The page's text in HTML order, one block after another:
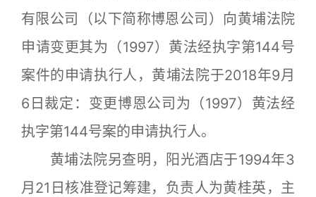
有限公司（以下简称博恩公司）向黄埔法院
申请变更其为（1997）黄法经执字第144号
案件的申请执行人，黄埔法院于2018年9月
6日裁定：变更博恩公司为（1997）黄法经
执字第144号案的申请执行人。
黄埔法院另查明，阳光酒店于1994年3
月21日核准登记筹建，负责人为黄桂英，主